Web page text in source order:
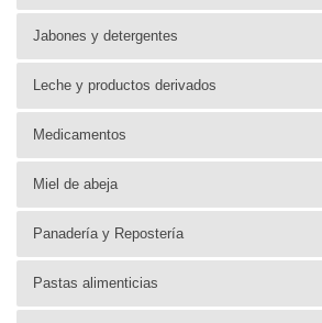
Jabones y detergentes
Leche y productos derivados
Medicamentos
Miel de abeja
Panadería y Repostería
Pastas alimenticias